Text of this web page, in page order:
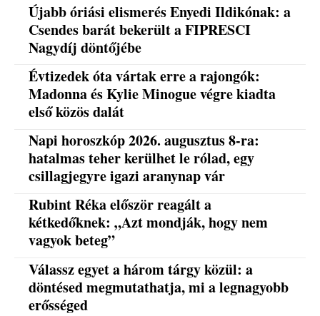
Újabb óriási elismerés Enyedi Ildikónak: a
Csendes barát bekerült a FIPRESCI
Nagydíj döntőjébe
Évtizedek óta vártak erre a rajongók:
Madonna és Kylie Minogue végre kiadta
első közös dalát
Napi horoszkóp 2026. augusztus 8-ra:
hatalmas teher kerülhet le rólad, egy
csillagjegyre igazi aranynap vár
Rubint Réka először reagált a
kétkedőknek: „Azt mondják, hogy nem
vagyok beteg”
Válassz egyet a három tárgy közül: a
döntésed megmutathatja, mi a legnagyobb
erősséged